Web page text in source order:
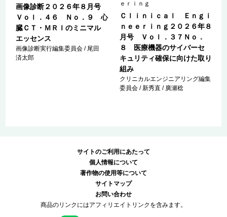
画像診断２０２６年８月号
Ｖｏｌ．４６ Ｎｏ．９ 心
臓ＣＴ・ＭＲＩのミニマル
エッセンス
画像診断実行編集委員会 / 尾田
済太郎
ｅｒｉｎｇ
Ｃｌｉｎｉｃａｌ Ｅｎｇｉ
ｎｅｅｒｉｎｇ２０２６年８
月号 Ｖｏｌ．３７Ｎｏ．
８ 医療機器のサイバーセ
キュリティ確保に向けた取り
組み
クリニカルエンジニアリング編集
委員会 / 新秀直 / 廣瀬稔
サイトのご利用にあたって
個人情報について
著作物の使用等について
サイトマップ
お問い合わせ
商品のリンクにはアフィリエイトリンクを含みます。